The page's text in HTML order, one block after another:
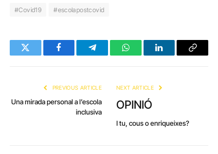
#Covid19 #escolapostcovid
Twitter FacebookTelegramWhatsAppLinkedInCopy
PREVIOUS ARTICLE
Una mirada personal a l’escola
inclusiva
NEXT ARTICLE
OPINIÓ
I tu, cous o enriqueixes?